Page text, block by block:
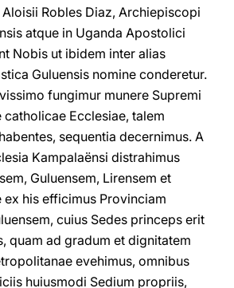
Robles Diaz, Archiepiscopi
atque in Uganda Apostolici
Nobis ut ibidem inter alias
Guluensis nomine conderetur.
fungimur munere Supremi
catholicae Ecclesiae, talem
sequentia decernimus. A
Kampalaënsi distrahimus
Guluensem, Lirensem et
ex his efficimus Provinciam
cuius Sedes princeps erit
quam ad gradum et dignitatem
evehimus, omnibus
huiusmodi Sedium propriis,